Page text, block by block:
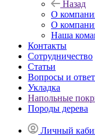
Назад
О
О
Наша
Контакты
Сотрудничество
Статьи
Вопросы и
Укладка
Напольные
Породы дерева
Личный